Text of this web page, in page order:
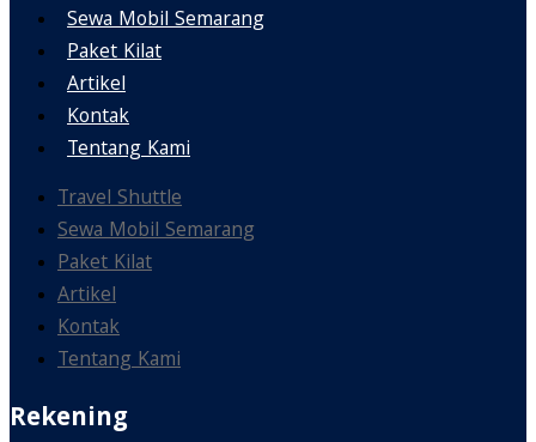
Sewa Mobil Semarang
Paket Kilat
Artikel
Kontak
Tentang Kami
Travel Shuttle
Sewa Mobil Semarang
Paket Kilat
Artikel
Kontak
Tentang Kami
Rekening